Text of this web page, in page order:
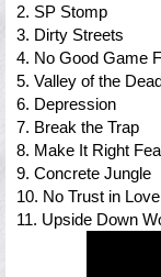
2. SP Stomp
3. Dirty Streets
4. No Good Game
5. Valley of the
6. Depression
7. Break the Trap
8. Make It Right
9. Concrete Jungle
10. No Trust in Love
11. Upside Down